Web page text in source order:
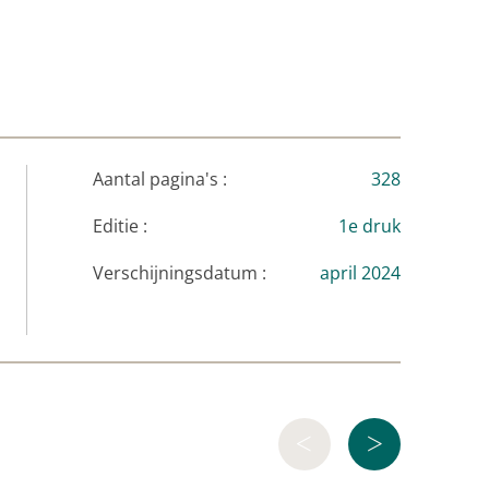
op uitdagende markten.
Heineken in Afrika, met veel vaart
Aantal pagina's :
328
Editie :
1e druk
Verschijningsdatum :
april 2024
< >